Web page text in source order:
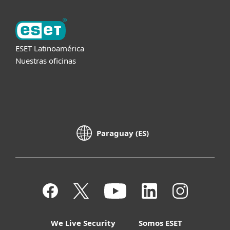
ESET Latinoamérica
Nuestras oficinas
Paraguay (ES)
We Live Security Somos ESET